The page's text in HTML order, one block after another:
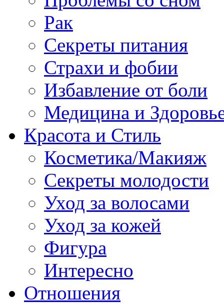
Рак
Секреты питания
Страхи и фобии
Избавление от боли
Медицина и
Красота и Стиль
Косметика/Макияж
Секреты молодости
Уход за волосами
Уход за кожей
Фигура
Интересно
Отношения